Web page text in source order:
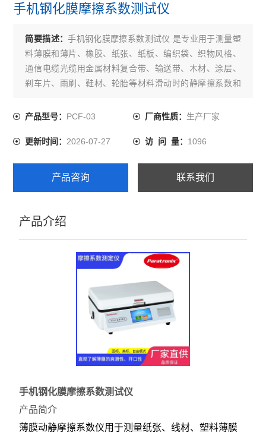
手机钢化膜摩擦系数测试仪
简要描述：手机钢化膜摩擦系数测试仪 是专业用于测量塑
料薄膜和薄片、橡胶、纸张、纸板、编织袋、织物风格、
通信电缆光缆用金属材料复合带、输送带、木材、涂层、
刹车片、雨刷、鞋材、轮胎等材料滑动时的静摩擦系数和
产品型号： PCF-03 厂商性质： 生产厂家
更新时间：2026-07-27 访 问 量： 1096
产品咨询 联系我们
产品介绍
手机钢化膜摩擦系数测试仪
产品简介
薄膜动静摩擦系数仪用于测量纸张、线材、塑料薄膜